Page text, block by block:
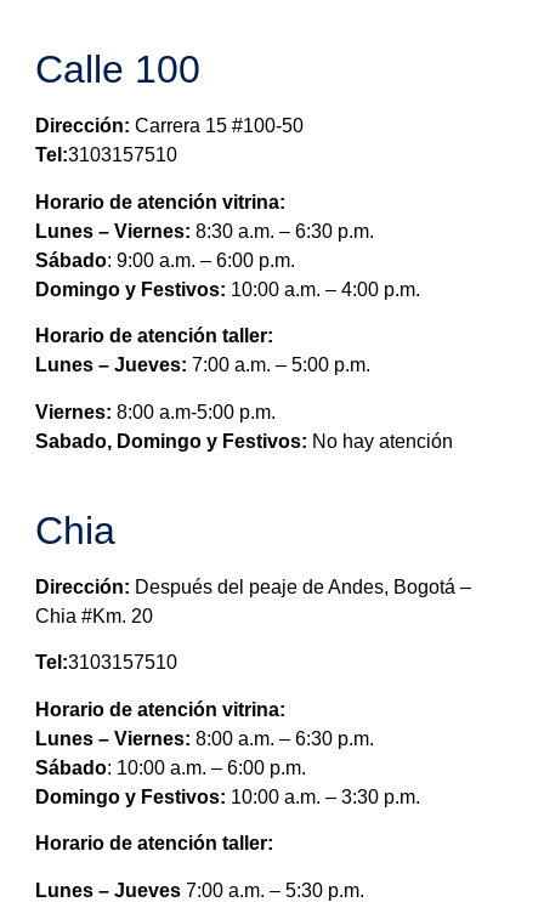
Calle 100
Dirección: Carrera 15 #100-50
Tel:3103157510
Horario de atención vitrina:
Lunes – Viernes: 8:30 a.m. – 6:30 p.m.
Sábado: 9:00 a.m. – 6:00 p.m.
Domingo y Festivos: 10:00 a.m. – 4:00 p.m.
Horario de atención taller:
Lunes – Jueves: 7:00 a.m. – 5:00 p.m.
Viernes: 8:00 a.m-5:00 p.m.
Sabado, Domingo y Festivos: No hay atención
Chia
Dirección: Después del peaje de Andes, Bogotá –
Chia #Km. 20
Tel:3103157510
Horario de atención vitrina:
Lunes – Viernes: 8:00 a.m. – 6:30 p.m.
Sábado: 10:00 a.m. – 6:00 p.m.
Domingo y Festivos: 10:00 a.m. – 3:30 p.m.
Horario de atención taller:
Lunes – Jueves7:00 a.m. – 5:30 p.m.